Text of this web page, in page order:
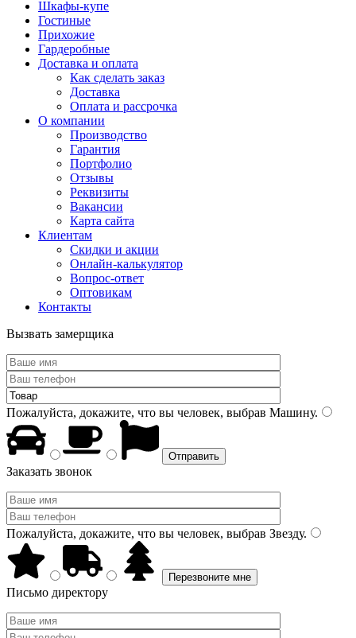
Шкафы-купе
Гостиные
Прихожие
Гардеробные
Доставка и оплата
Как сделать заказ
Доставка
Оплата и рассрочка
О компании
Производство
Гарантия
Портфолио
Отзывы
Реквизиты
Вакансии
Карта сайта
Клиентам
Скидки и акции
Онлайн-калькулятор
Вопрос-ответ
Оптовикам
Контакты
Вызвать замерщика
Пожалуйста, докажите, что вы человек, выбрав Машину.
Заказать звонок
Пожалуйста, докажите, что вы человек, выбрав Звезду.
Письмо директору